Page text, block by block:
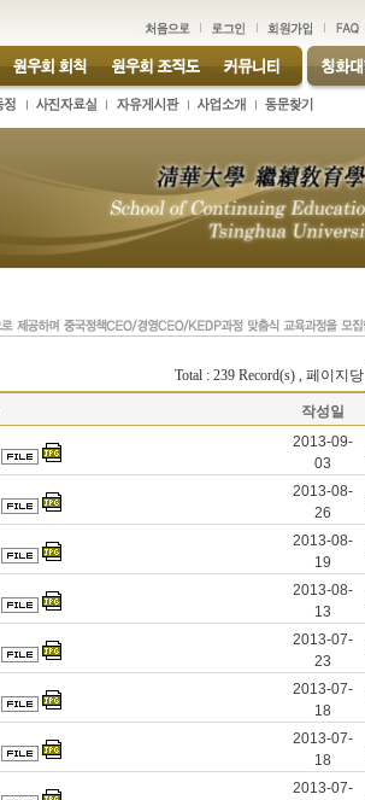
Total : 239 Record(s) , 페이지당
작성일
2013-09-
03
2013-08-
26
2013-08-
19
2013-08-
13
2013-07-
23
2013-07-
18
2013-07-
18
2013-07-